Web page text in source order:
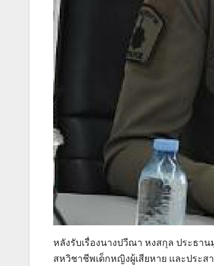
หลังรับเรื่องนางปวีณา หงสกุล ประธา
สหวิชาชีพเด็กหญิงผู้เสียหาย เเละประ